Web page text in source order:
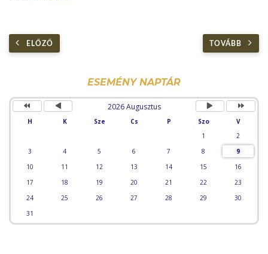
ELŐZŐ TOVÁBB
ESEMÉNY NAPTÁR
2026 Augusztus
H K Sze Cs P Szo
V
1
2
3
4 5 6 7 8
9
10
11 12 13 14 15
16
17
18 19 20 21 22
23
24
25 26 27 28 29
30
31